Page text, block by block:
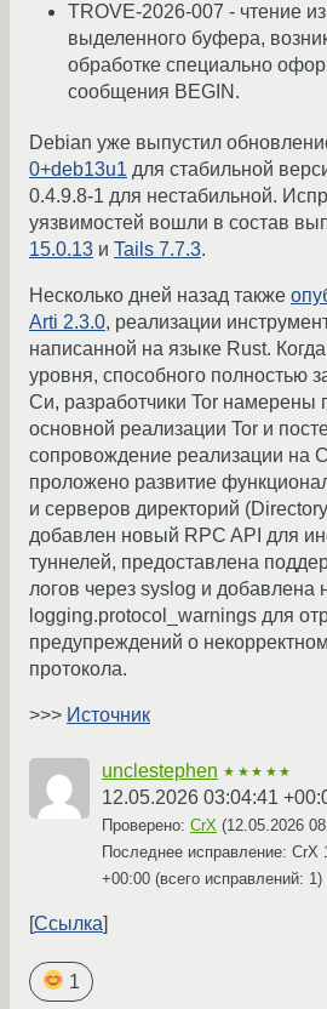
TROVE-2026-007 - чтение
выделенного буфера,
обработке специально
сообщения BEGIN.
Debian уже выпустил
0+deb13u1 для стабильной
0.4.9.8-1 для нестабильной.
уязвимостей вошли в состав
15.0.13 и Tails 7.7.3.
Несколько дней назад также
Arti 2.3.0, реализации
написанной на языке Rust.
уровня, способного полностью
Си, разработчики Tor намерены
основной реализации Tor и
сопровождение реализации на
проложено развитие
и серверов директорий
добавлен новый RPC API для
туннелей, предоставлена
логов через syslog и добавлена
logging.protocol_warnings для
предупреждений о
протокола.
>>> Источник
unclestephen ★★★★★
12.05.2026 03:04:41
Проверено: CrX (12.05.2026
Последнее исправление: CrX
+00:00 (всего исправлений: 1)
Ссылка
1